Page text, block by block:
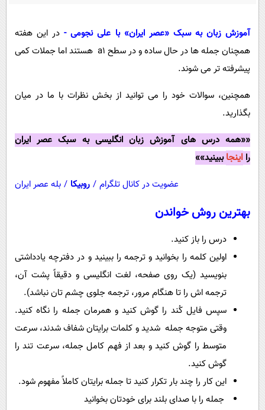
فناوری
گوناگون
محیط زیست
فرهنگی
اجتماعی
آشپزی
آموزش زبان به سبک «عصر ایران» با علی نجومی - در این هفته
همچنان جمله ها در حال ساده و در سطح a1 هستند اما جملات کمی
پیشرفته تر می شوند.
همچنین، سوالات خود را می توانید از بخش نظرات با ما در میان
بگذارید.
««همه درس های آموزش زبان انگلیسی به سبک عصر ایران
را اینجا ببینید»»
عضویت در کانال تلگرام / روبیکا / بله عصر ایران
بهترین روش خواندن
درس را باز کنید.
اولین کلمه را بخوانید و ترجمه را ببینید و در دفترچه یادداشتی
بنویسید (یک روی صفحه، لغت انگلیسی و دقیقاً پشت آن،
ترجمه اش را تا هنگام مرور، ترجمه جلوی چشم تان نباشد).
سپس فایل کُند را گوش کنید و همرمان جمله را نگاه کنید.
وقتی متوجه جمله شدید و کلمات برایتان شفاف شدند، سرعت
متوسط را گوش کنید و بعد از فهم کامل جمله، سرعت تند را
گوش کنید.
این کار را چند بار تکرار کنید تا جمله برایتان کاملاً مفهوم شود.
جمله را با صدای بلند برای خودتان بخوانید